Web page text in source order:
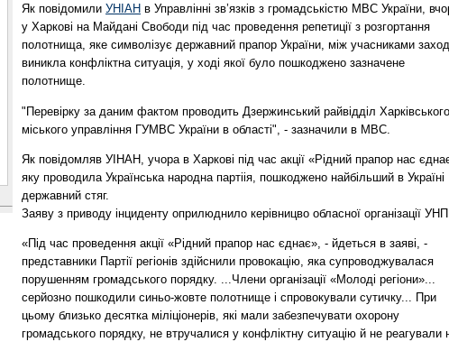
Як повідомили УНІАН в Управлінні зв’язків з громадськістю МВС України,
у Харкові на Майдані Свободи під час проведення репетиції з розгортання
полотнища, яке символізує державний прапор України, між учасниками
виникла конфліктна ситуація, у ході якої було пошкоджено зазначене
полотнище.
"Перевірку за даним фактом проводить Дзержинський райвідділ Харківського
міського управління ГУМВС України в області", - зазначили в МВС.
Як повідомляв УІНАН, учора в Харкові під час акції «Рідний прапор нас
яку проводила Українська народна партіія, пошкоджено найбільший в Україні
державний стяг.
Заяву з приводу інциденту оприлюднило керівницво обласної організації
«Під час проведення акції «Рідний прапор нас єднає», - йдеться в заяві, -
представники Партії регіонів здійснили провокацію, яка супроводжувалася
порушенням громадського порядку. ...Члени організації «Молоді регіони»...
серйозно пошкодили синьо-жовте полотнище і спровокували сутичку... При
цьому близько десятка міліціонерів, які мали забезпечувати охорону
громадського порядку, не втручалися у конфліктну ситуацію й не реагували